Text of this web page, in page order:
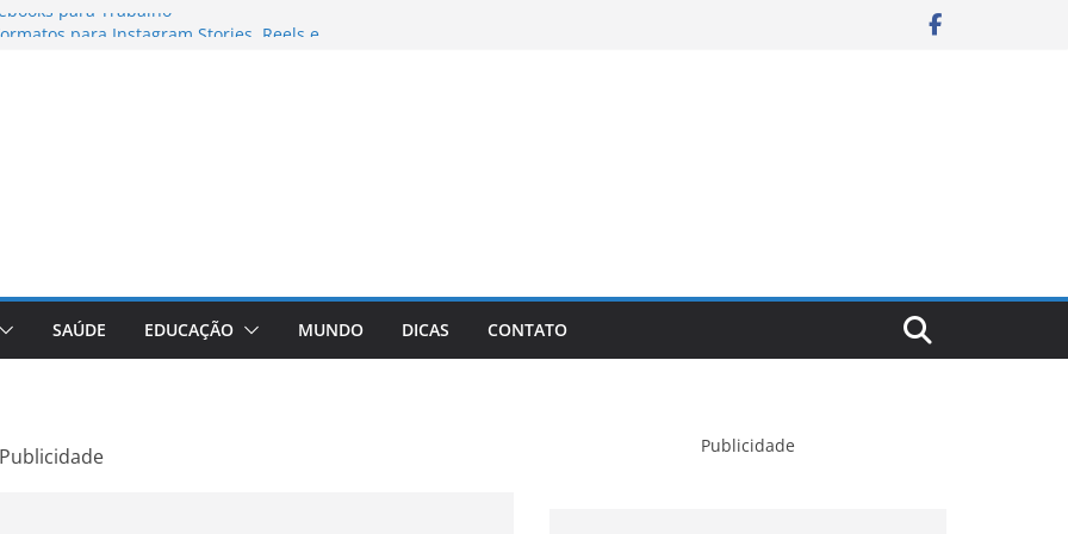
para Trabalho
A Comprehensive Review of the
Loss Pill
SAÚDE EDUCAÇÃO MUNDO DICAS CONTATO
Publicidade Publicidade